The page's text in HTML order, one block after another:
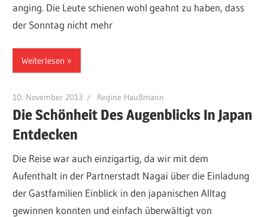
anging. Die Leute schienen wohl geahnt zu haben, dass
der Sonntag nicht mehr
Weiterlesen
10. November 2013 Regine Haußmann
Die Schönheit Des Augenblicks In Japan
Entdecken
Die Reise war auch einzigartig, da wir mit dem
Aufenthalt in der Partnerstadt Nagai über die Einladung
der Gastfamilien Einblick in den japanischen Alltag
gewinnen konnten und einfach überwältigt von